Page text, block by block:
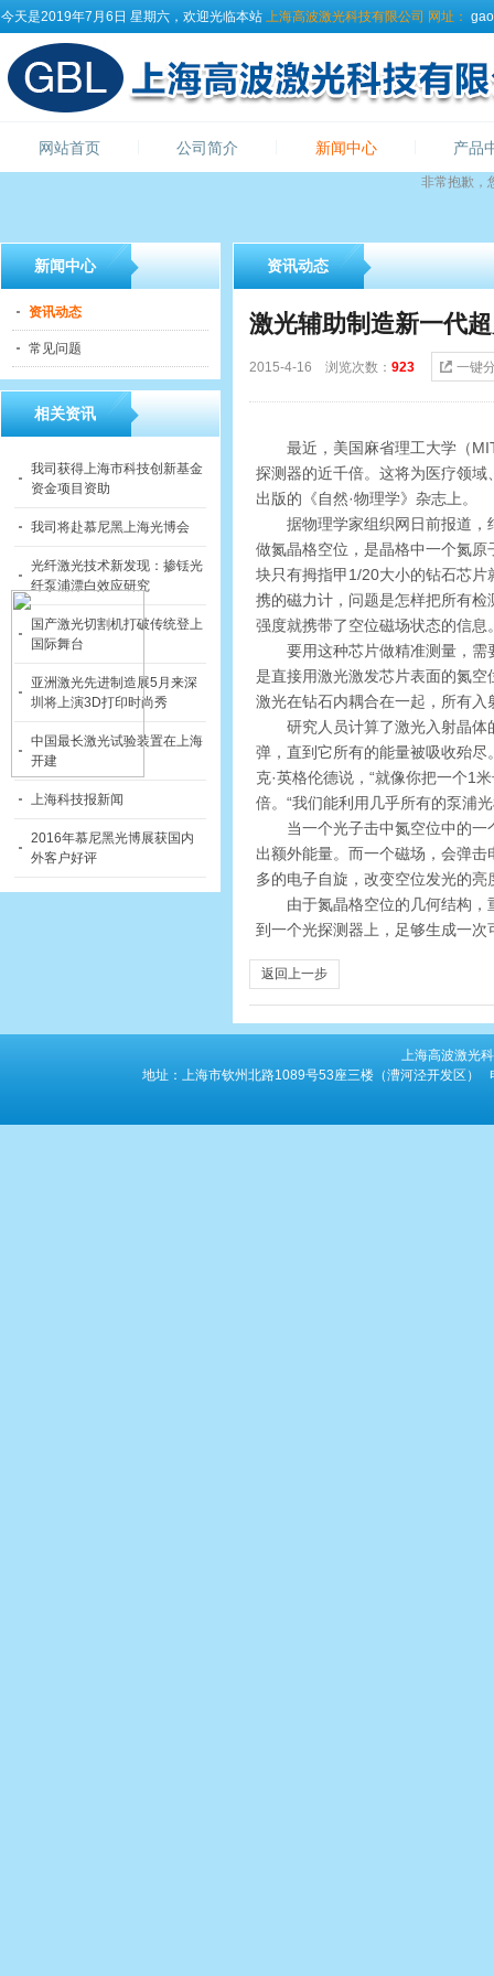
今天是2019年7月6日 星期六，欢迎光临本站 上海高波激光科技有限公司 网址：
网站首页 公司简介 新闻中心 产品
非常抱歉，
新闻中心
资讯动态
常见问题
相关资讯
我司获得上海市科技创新基金
资金项目资助
我司将赴慕尼黑上海光博会
光纤激光技术新发现：掺铥光
纤泵浦漂白效应研究
国产激光切割机打破传统登上
国际舞台
亚洲激光先进制造展5月来深
圳将上演3D打印时尚秀
中国最长激光试验装置在上海
开建
上海科技报新闻
2016年慕尼黑光博展获国内
外客户好评
资讯动态
激光辅助制造新一代
2015-4-16 浏览次数：923 一键
最近，美国麻省理工大学（MIT
探测器的近千倍。这将为医疗领
出版的《自然·物理学》杂志上。
据物理学家组织网日前报道，
做氮晶格空位，是晶格中一个氮
块只有拇指甲1/20大小的钻石芯
携的磁力计，问题是怎样把所有
强度就携带了空位磁场状态的信息
要用这种芯片做精准测量，需要
是直接用激光激发芯片表面的氮
激光在钻石内耦合在一起，所有入
研究人员计算了激光入射晶体
弹，直到它所有的能量被吸收殆
克·英格伦德说，“就像你把一个1
倍。“我们能利用几乎所有的泵浦
当一个光子击中氮空位中的一
出额外能量。而一个磁场，会弹
多的电子自旋，改变空位发光的亮
由于氮晶格空位的几何结构，
到一个光探测器上，足够生成一次
返回上一步
上海高波激光
地址：上海市钦州北路1089号53座三楼（漕河泾开发区